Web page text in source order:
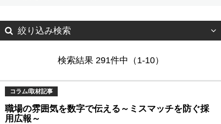
絞り込み検索
検索結果 291件中（1-10）
コラム/取材記事
職場の雰囲気を数字で伝える～ミスマッチを防ぐ採
用広報～